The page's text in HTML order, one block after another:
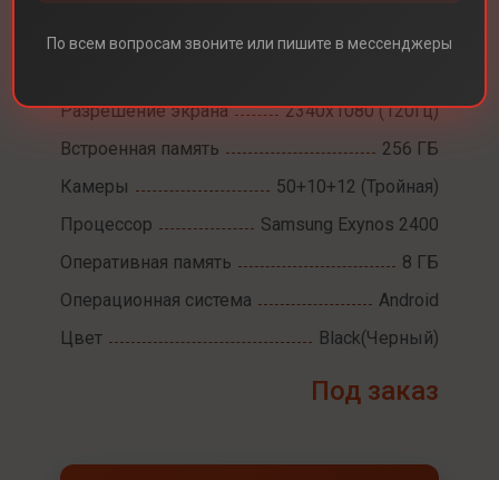
Разрешение экрана
2340x1080 (120Гц)
Встроенная память
256 ГБ
Камеры
50+10+12 (Тройная)
Процессор
Samsung Exynos 2400
Оперативная память
8 ГБ
Операционная система
Android
Цвет
Black(Черный)
Под заказ
По всем вопросам звоните или пишите в мессенджеры